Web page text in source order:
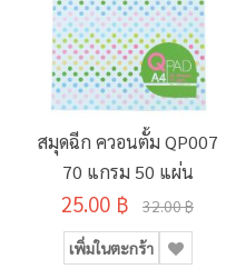
สมุดฉีก ควอนตั้ม QP007
70 แกรม 50 แผ่น
25.00 ฿ 32.00 ฿
เพิ่มในตะกร้า